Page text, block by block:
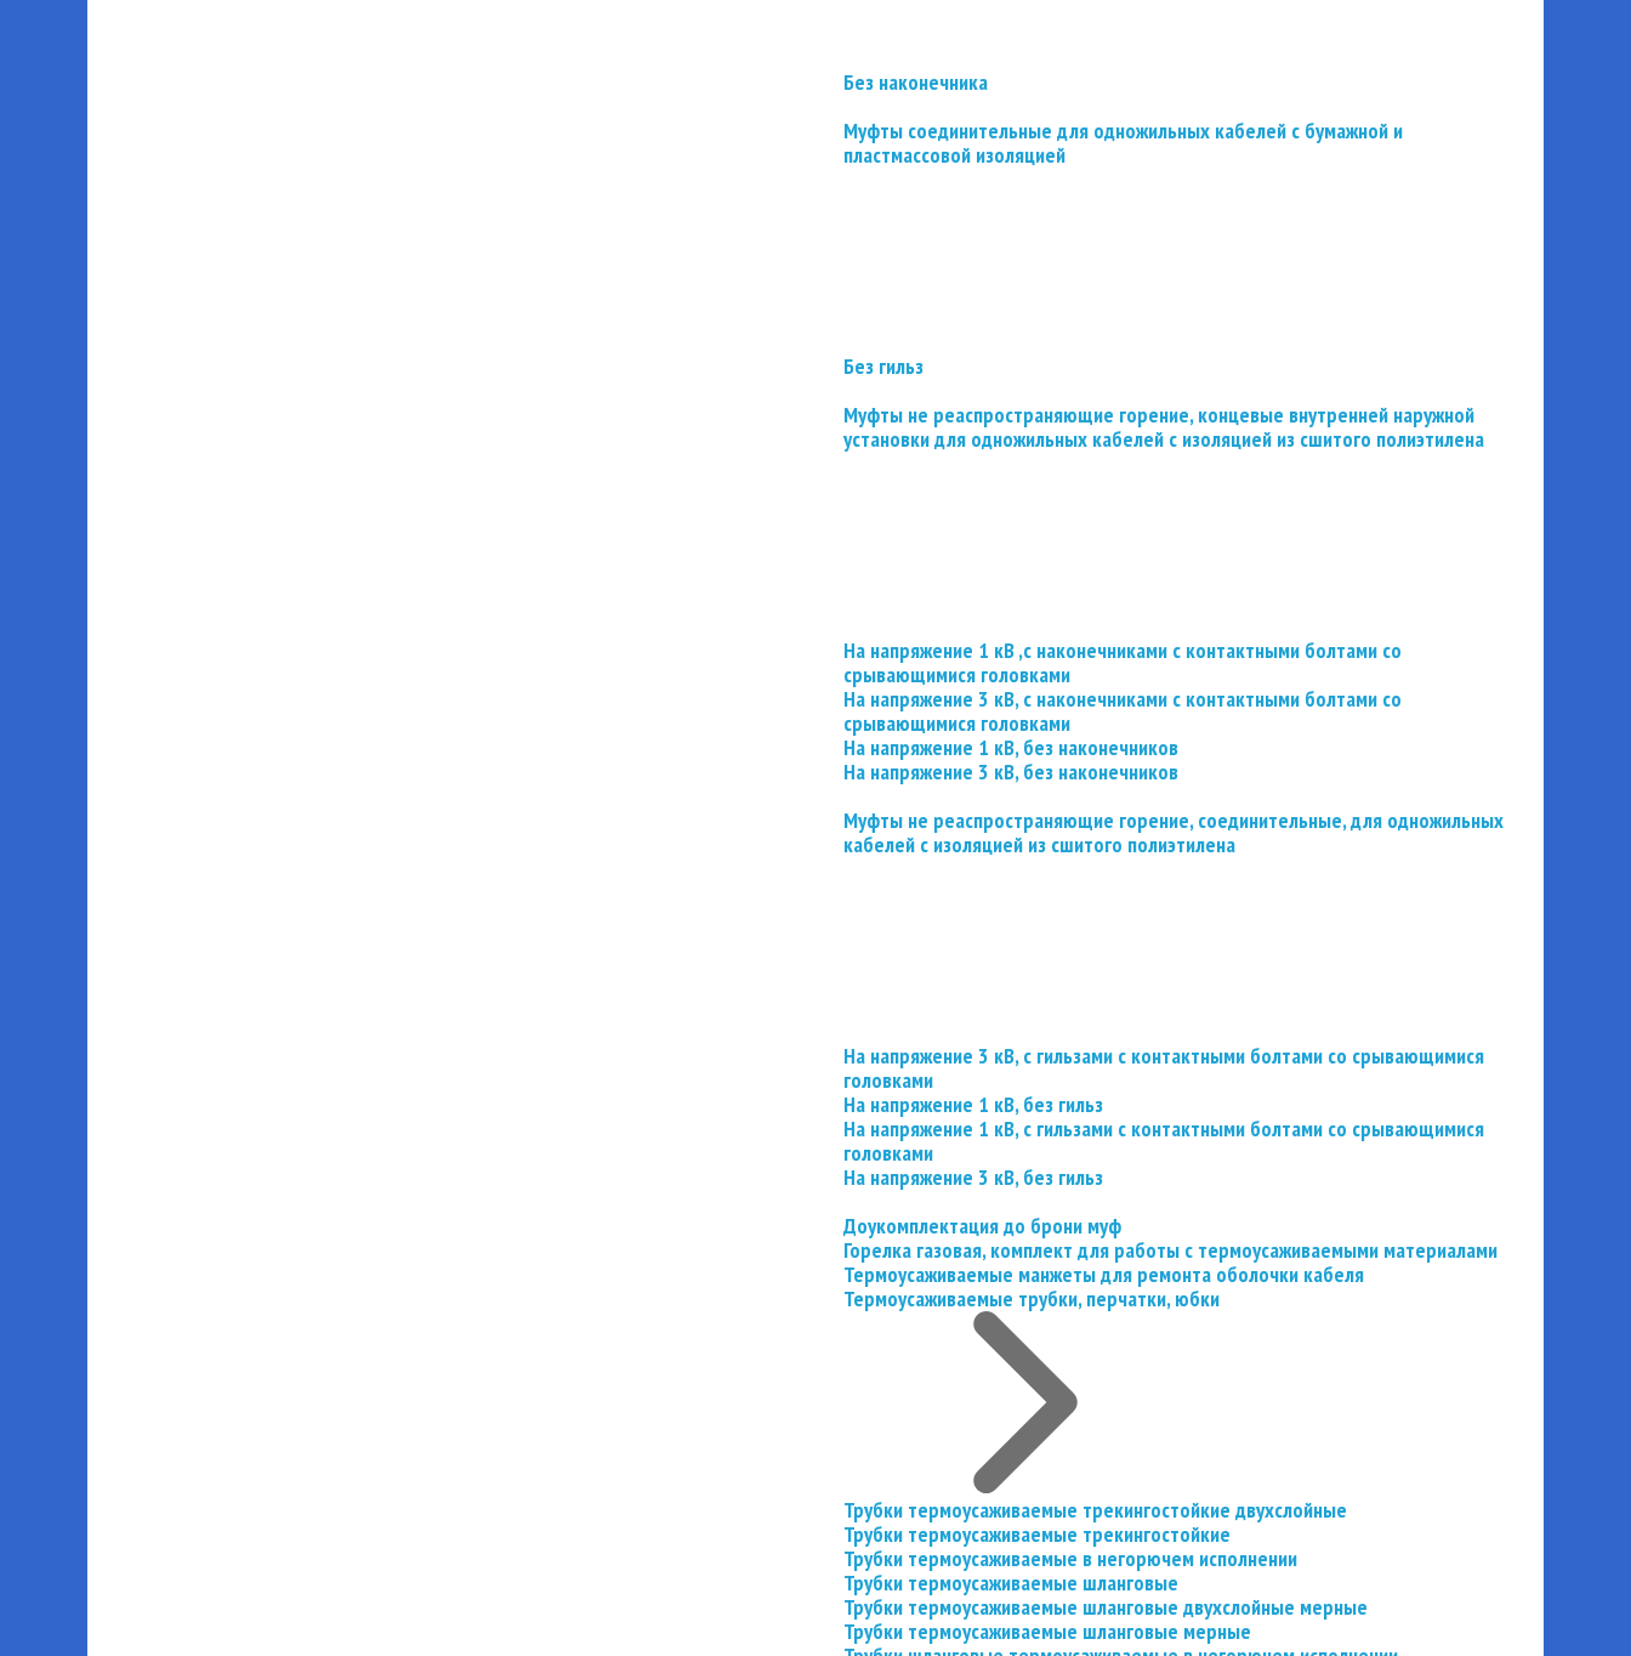
Без наконечника
Муфты соединительные для одножильных кабелей с бумажной и
пластмассовой изоляцией
Без гильз
Муфты не реаспространяющие горение, концевые внутренней наружной
установки для одножильных кабелей с изоляцией из сшитого полиэтилена
На напряжение 1 кВ ,с наконечниками с контактными болтами со
срывающимися головками
На напряжение 3 кВ, с наконечниками с контактными болтами со
срывающимися головками
На напряжение 1 кВ, без наконечников
На напряжение 3 кВ, без наконечников
Муфты не реаспространяющие горение, соединительные, для одножильных
кабелей с изоляцией из сшитого полиэтилена
На напряжение 3 кВ, с гильзами с контактными болтами со срывающимися
головками
На напряжение 1 кВ, без гильз
На напряжение 1 кВ, с гильзами с контактными болтами со срывающимися
головками
На напряжение 3 кВ, без гильз
Доукомплектация до брони муф
Горелка газовая, комплект для работы с термоусаживаемыми материалами
Термоусаживаемые манжеты для ремонта оболочки кабеля
Термоусаживаемые трубки, перчатки, юбки
Трубки термоусаживаемые трекингостойкие двухслойные
Трубки термоусаживаемые трекингостойкие
Трубки термоусаживаемые в негорючем исполнении
Трубки термоусаживаемые шланговые
Трубки термоусаживаемые шланговые двухслойные мерные
Трубки термоусаживаемые шланговые мерные